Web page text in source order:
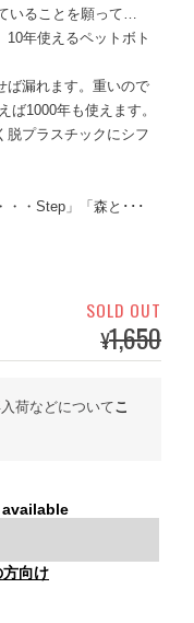
いることを願って…
年使えるペットボト
ば漏れます。重いので
ば1000年も使えます。
脱プラスチックにシフ
・・Step」「森と･･･
SOLD OUT
¥1,650
荷などについてこ
方向け